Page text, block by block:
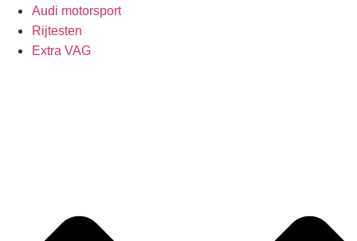
Audi motorsport
Rijtesten
Extra VAG